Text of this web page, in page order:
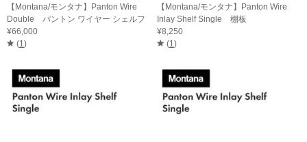
【Montana/モンタナ】Panton Wire
Double パントン ワイヤー シェルフ
¥66,000
(1)
【Montana/モンタナ】Panton Wire
Inlay Shelf Single 棚板
¥8,250
(1)